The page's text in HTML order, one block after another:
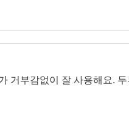
거부감없이 잘 사용해요.